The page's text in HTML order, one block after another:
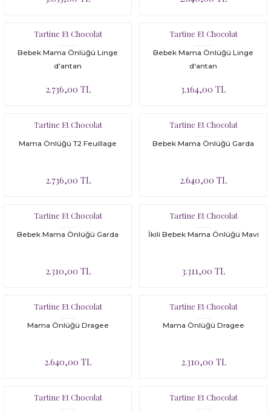
Tartine Et Chocolat
Bebek Mama Önlüğü Linge
d'antan
2.736,00 TL
Tartine Et Chocolat
Bebek Mama Önlüğü Linge
d'antan
3.164,00 TL
Tartine Et Chocolat
Mama Önlüğü T2 Feuillage
2.736,00 TL
Tartine Et Chocolat
Bebek Mama Önlüğü Garda
2.640,00 TL
Tartine Et Chocolat
Bebek Mama Önlüğü Garda
2.310,00 TL
Tartine Et Chocolat
İkili Bebek Mama Önlüğü Mavi
3.311,00 TL
Tartine Et Chocolat
Mama Önlüğü Dragee
2.640,00 TL
Tartine Et Chocolat
Mama Önlüğü Dragee
2.310,00 TL
Tartine Et Chocolat Tartine Et Chocolat